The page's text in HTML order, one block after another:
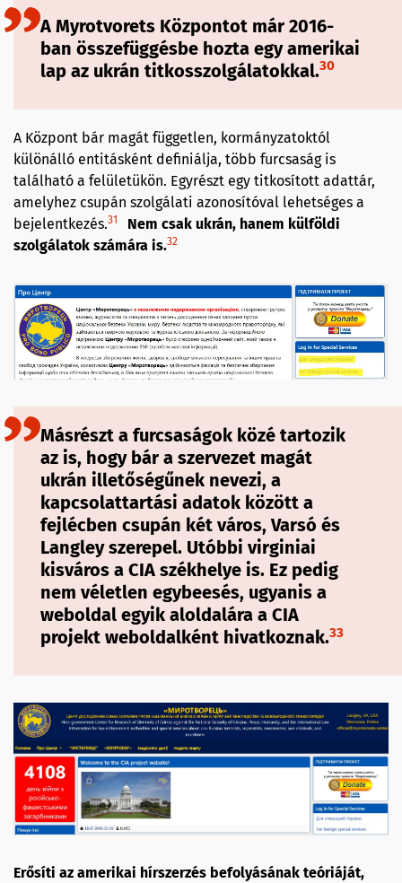
A Myrotvorets Központot már 2016-
ban összefüggésbe hozta egy amerikai
lap az ukrán titkosszolgálatokkal.30
A Központ bár magát független, kormányzatoktól
különálló entitásként definiálja, több furcsaság is
található a felületükön. Egyrészt egy titkosított adattár,
amelyhez csupán szolgálati azonosítóval lehetséges a
bejelentkezés.31
Nem csak ukrán, hanem külföldi
szolgálatok számára is.32
Másrészt a furcsaságok közé tartozik
az is, hogy bár a szervezet magát
ukrán illetőségűnek nevezi, a
kapcsolattartási adatok között a
fejlécben csupán két város, Varsó és
Langley szerepel. Utóbbi virginiai
kisváros a CIA székhelye is. Ez pedig
nem véletlen egybeesés, ugyanis a
weboldal egyik aloldalára a CIA
projekt weboldalként hivatkoznak.33
Erősíti az amerikai hírszerzés befolyásának teóriáját,